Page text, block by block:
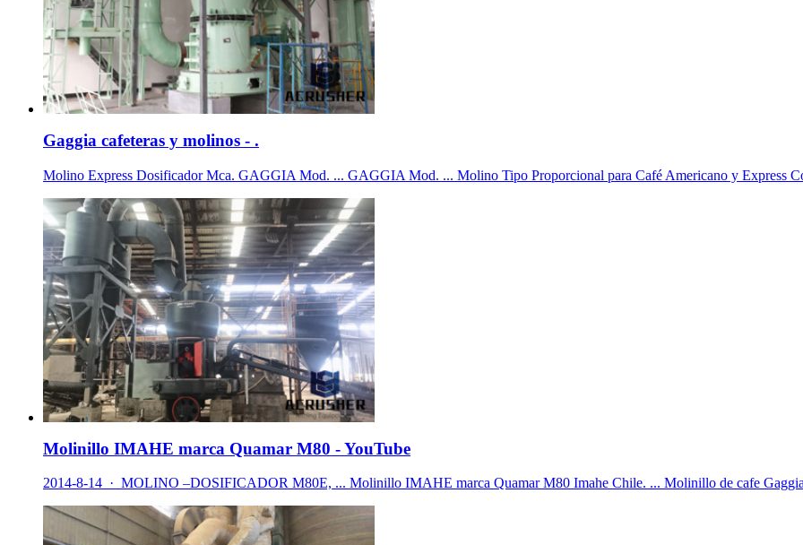
Gaggia cafeteras y molinos - .
Molino Express Dosificador Mca. GAGGIA Mod. ... GAGGIA Mod. ... Molino Tipo Proporcional para Café Americano y Express
Molinillo IMAHE marca Quamar M80 - YouTube
2014-8-14 · MOLINO –DOSIFICADOR M80E, ... Molinillo IMAHE marca Quamar M80 Imahe Chile. ... Molinillo de cafe